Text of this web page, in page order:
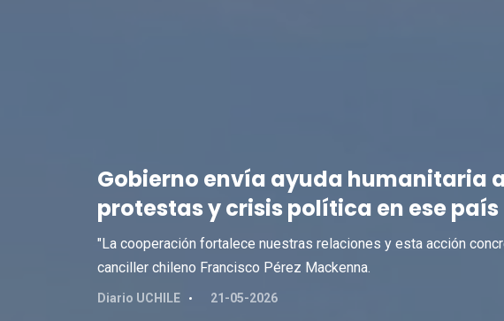
Gobierno envía ayuda humanitaria
protestas y crisis política en ese país
"La cooperación fortalece nuestras relaciones y esta acción
canciller chileno Francisco Pérez Mackenna.
Diario UCHILE 21-05-2026